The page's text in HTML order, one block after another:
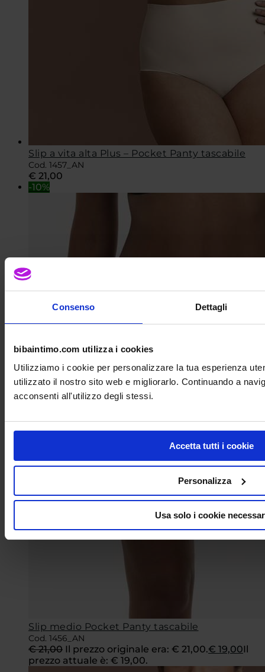
Consenso Dettagli
bibaintimo.com utilizza i cookies
Utilizziamo i cookie per personalizzare la tua esperienza
utilizzato il nostro sito web e migliorarlo. Continuando a
acconsenti all'utilizzo degli stessi.
Accetta tutti i cookie
Personalizza
Usa solo i cookie
Slip a vita alta Plus – Pocket Panty tascabile
Cod. 1457_AN
€ 21,00
-10%
Slip medio Pocket Panty tascabile
Cod. 1456_AN
€21,00 Il prezzo originale era: € 21,00.€ 19,00Il
prezzo attuale è: € 19,00.